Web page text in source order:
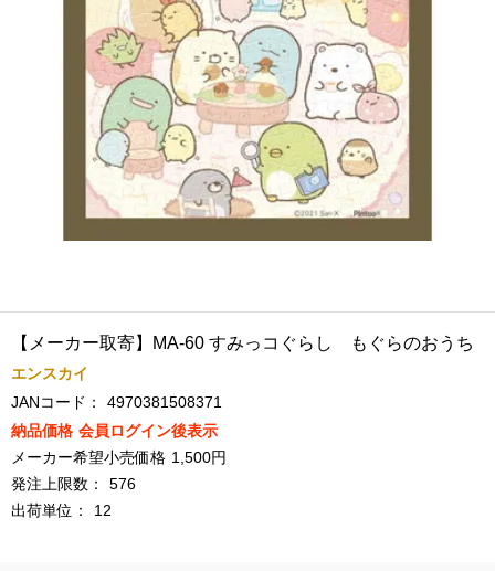
【メーカー取寄】MA-60 すみっコぐらし もぐらのおうち
エンスカイ
JANコード：
4970381508371
納品価格 会員ログイン後表示
メーカー希望小売価格 1,500円
発注上限数：
576
出荷単位：
12